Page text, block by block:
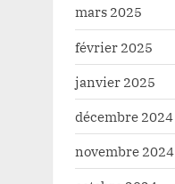
mars 2025
février 2025
janvier 2025
décembre 2024
novembre 2024